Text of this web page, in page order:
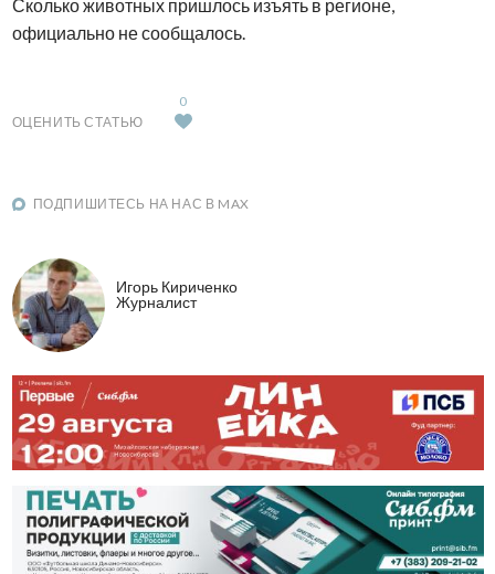
Сколько животных пришлось изъять в регионе,
официально не сообщалось.
ОЦЕНИТЬ СТАТЬЮ
0
ПОДПИШИТЕСЬ НА НАС В MAX
Игорь Кириченко
Журналист